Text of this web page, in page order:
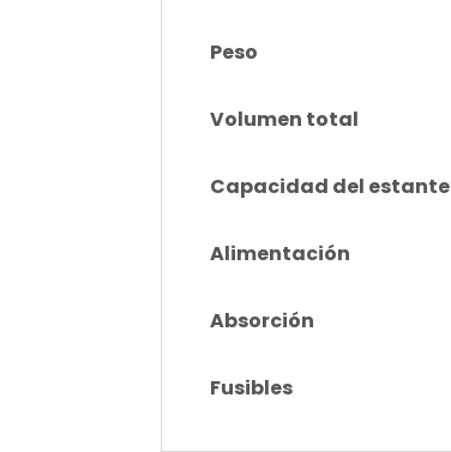
Peso
Volumen total
Capacidad del estante
Alimentación
Absorción
Fusibles